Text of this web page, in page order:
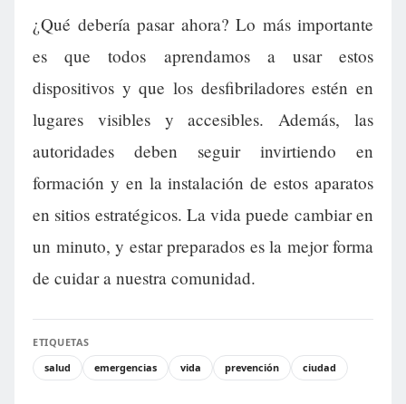
¿Qué debería pasar ahora? Lo más importante
es que todos aprendamos a usar estos
dispositivos y que los desfibriladores estén en
lugares visibles y accesibles. Además, las
autoridades deben seguir invirtiendo en
formación y en la instalación de estos aparatos
en sitios estratégicos. La vida puede cambiar en
un minuto, y estar preparados es la mejor forma
de cuidar a nuestra comunidad.
ETIQUETAS
salud
emergencias vida prevención ciudad